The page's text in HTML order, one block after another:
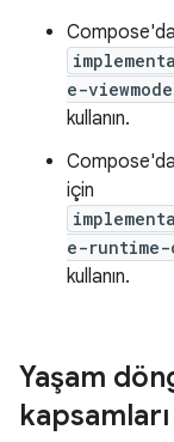
e-
kullanın.
için
e-
kullanın.
Yaşam
kapsamları